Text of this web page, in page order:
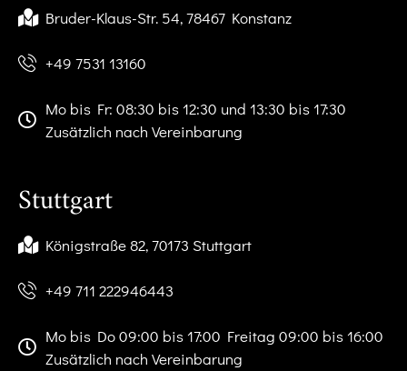
Bruder-Klaus-Str. 54, 78467 Konstanz
+49 7531 13160
Mo bis Fr: 08:30 bis 12:30 und 13:30 bis 17:30
Zusätzlich nach Vereinbarung
Stuttgart
Königstraße 82, 70173 Stuttgart
+49 711 222946443
Mo bis Do 09:00 bis 17:00 Freitag 09:00 bis 16:00
Zusätzlich nach Vereinbarung